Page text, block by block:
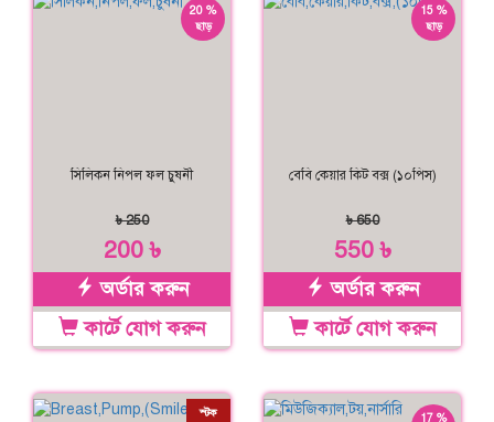
20 %
ছাড়
সিলিকন নিপল ফল চুষনী
৳ 250
200 ৳
অর্ডার করুন
কার্টে যোগ করুন
15 %
ছাড়
বেবি কেয়ার কিট বক্স (১০পিস)
৳ 650
550 ৳
অর্ডার করুন
কার্টে যোগ করুন
স্টক
17 %